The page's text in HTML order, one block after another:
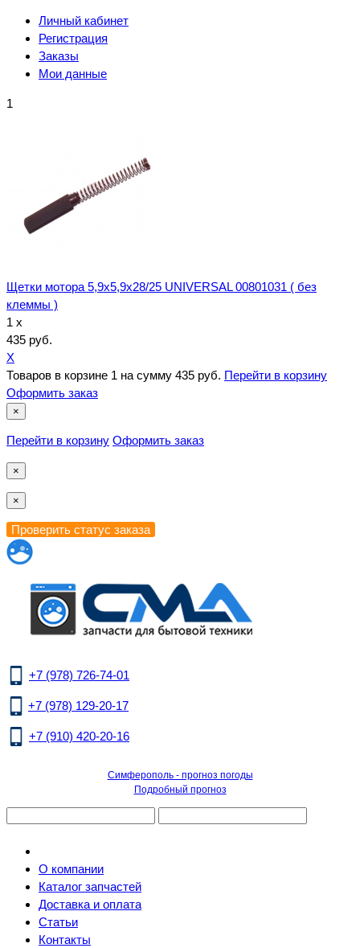
Личный кабинет
Регистрация
Заказы
Мои данные
1
Щетки мотора 5,9x5,9x28/25 UNIVERSAL 00801031 ( без
клеммы )
1 x
435 руб.
X
Товаров в корзине 1 на сумму 435 руб. Перейти в корзину
Оформить заказ
×
Перейти в корзину Оформить заказ
×
×
+7 (978) 726-74-01
+7 (978) 129-20-17
+7 (910) 420-20-16
Симферополь - прогноз погоды
Подробный прогноз
О компании
Каталог запчастей
Доставка и оплата
Статьи
Контакты